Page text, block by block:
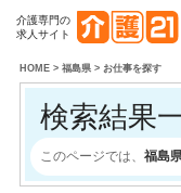
介護専門の
求人サイト
HOME> 福島県> お仕事を探す
検索結果
このページでは、 福島県